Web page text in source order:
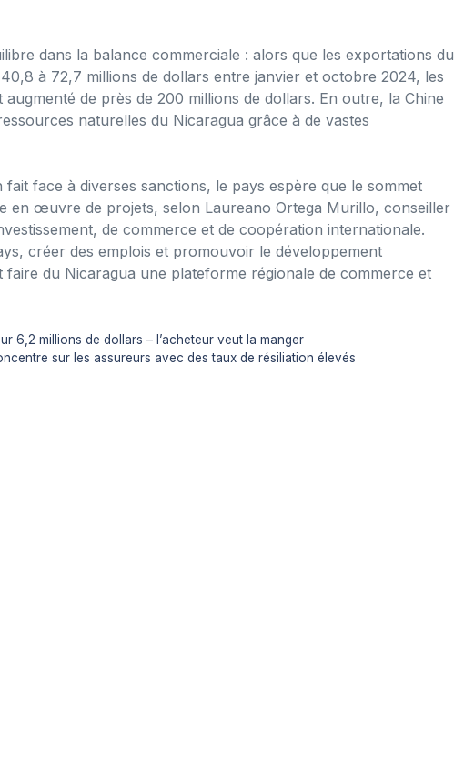
dans la balance commerciale : alors que les exportations du
à 72,7 millions de dollars entre janvier et octobre 2024, les
de près de 200 millions de dollars. En outre, la Chine
naturelles du Nicaragua grâce à de vastes
face à diverses sanctions, le pays espère que le sommet
en œuvre de projets, selon Laureano Ortega Murillo, conseiller
de commerce et de coopération internationale.
créer des emplois et promouvoir le développement
du Nicaragua une plateforme régionale de commerce et
6,2 millions de dollars – l’acheteur veut la manger
sur les assureurs avec des taux de résiliation élevés